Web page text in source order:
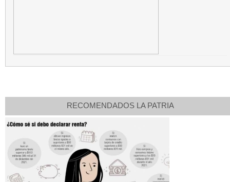
RECOMENDADOS LA PATRIA